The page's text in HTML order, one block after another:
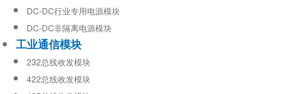
DC-DC行业专用电源模块
DC-DC非隔离电源模块
工业通信模块
232总线收发模块
422总线收发模块